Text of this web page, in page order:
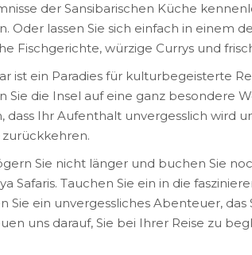
der Sansibarischen Küche
Oder lassen Sie sich einfach in einem
Fischgerichte, würzige Currys und
ist ein Paradies für kulturbegeisterte
Sie die Insel auf eine ganz besondere
dass Ihr Aufenthalt unvergesslich wird
zurückkehren.
Sie nicht länger und buchen Sie
Safaris. Tauchen Sie ein in die
Sie ein unvergessliches Abenteuer,
uns darauf, Sie bei Ihrer Reise zu